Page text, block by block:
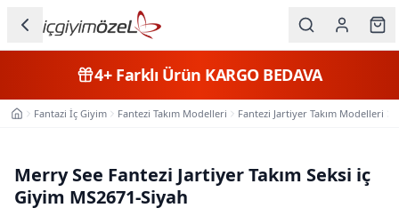
Kategorileri
Çocuk
4+Farklı Ürün KARGO BEDAVA
Ana SayfaFantazi İç Giyim Fantezi Takım Modelleri Fantezi Jartiyer Takım Modelleri
Merry See Fantezi Jartiyer Takım Seksi iç
Giyim MS2671-Siyah